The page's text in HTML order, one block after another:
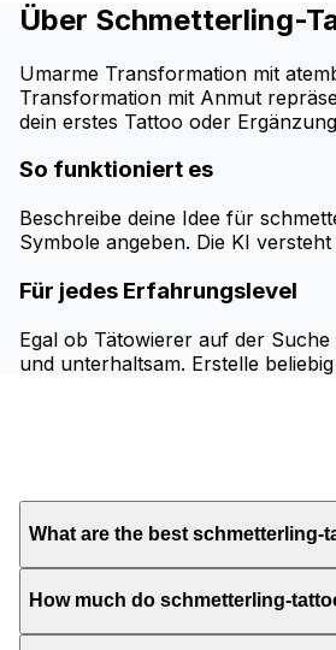
Über Schmetterling-
Umarme Transformation mit
Transformation mit Anmut
dein erstes Tattoo oder
So funktioniert es
Beschreibe deine Idee für
Symbole angeben. Die KI
Für jedes Erfahrungslevel
Egal ob Tätowierer auf der
und unterhaltsam. Erstelle
What are the best schmetterling-
How much do schmetterling-